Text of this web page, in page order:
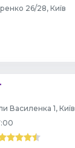
26/28, Київ
Василенка 1, Київ